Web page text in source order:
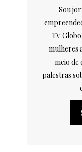
Sou
TV
mulheres
meio de
palestras